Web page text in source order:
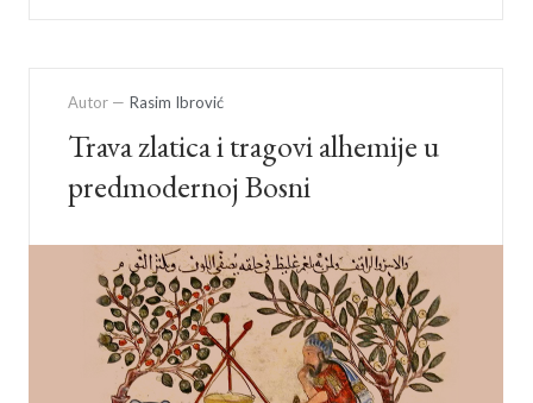
Autor — Rasim Ibrović
Trava zlatica i tragovi alhemije u
predmodernoj Bosni